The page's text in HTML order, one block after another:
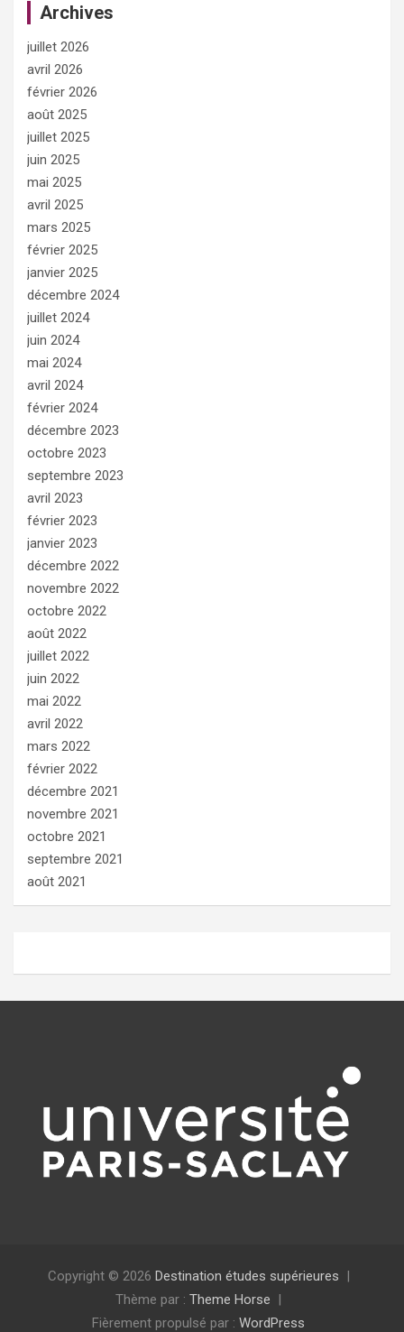
c
h
e
r
Archives
juillet 2026
avril 2026
février 2026
août 2025
juillet 2025
juin 2025
mai 2025
avril 2025
mars 2025
février 2025
janvier 2025
décembre 2024
juillet 2024
juin 2024
mai 2024
avril 2024
février 2024
décembre 2023
octobre 2023
septembre 2023
avril 2023
février 2023
janvier 2023
décembre 2022
novembre 2022
octobre 2022
août 2022
juillet 2022
juin 2022
mai 2022
avril 2022
mars 2022
février 2022
décembre 2021
novembre 2021
octobre 2021
septembre 2021
août 2021
Copyright © 2026 Destination études supérieures
Thème par : Theme Horse
Fièrement propulsé par : WordPress